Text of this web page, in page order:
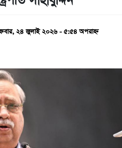
২৪ জুলাই ২০২৬ - ৫:৫৪ অপরাহ্ন